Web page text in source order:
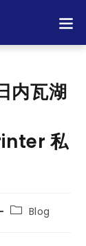
内瓦湖
私
Blog